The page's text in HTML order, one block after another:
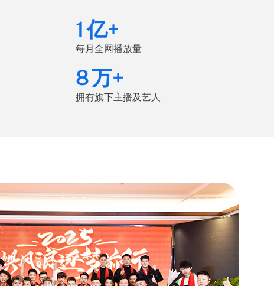
1亿+
每月全网播放量
10万+
拥有旗下主播及艺人